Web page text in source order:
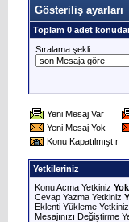
Gösteriliş ayarları
Toplam 0 adet
Sıralama şekli
Yeni Mesaj Var
Yeni Mesaj Yok
Konu Kapatılmıştır
Yetkileriniz
Konu Acma Yetkiniz Yok
Cevap Yazma Yetkiniz
Eklenti Yükleme Yetkiniz
Mesajınızı Değiştirme